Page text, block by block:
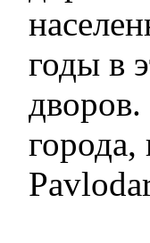
годы в
города,